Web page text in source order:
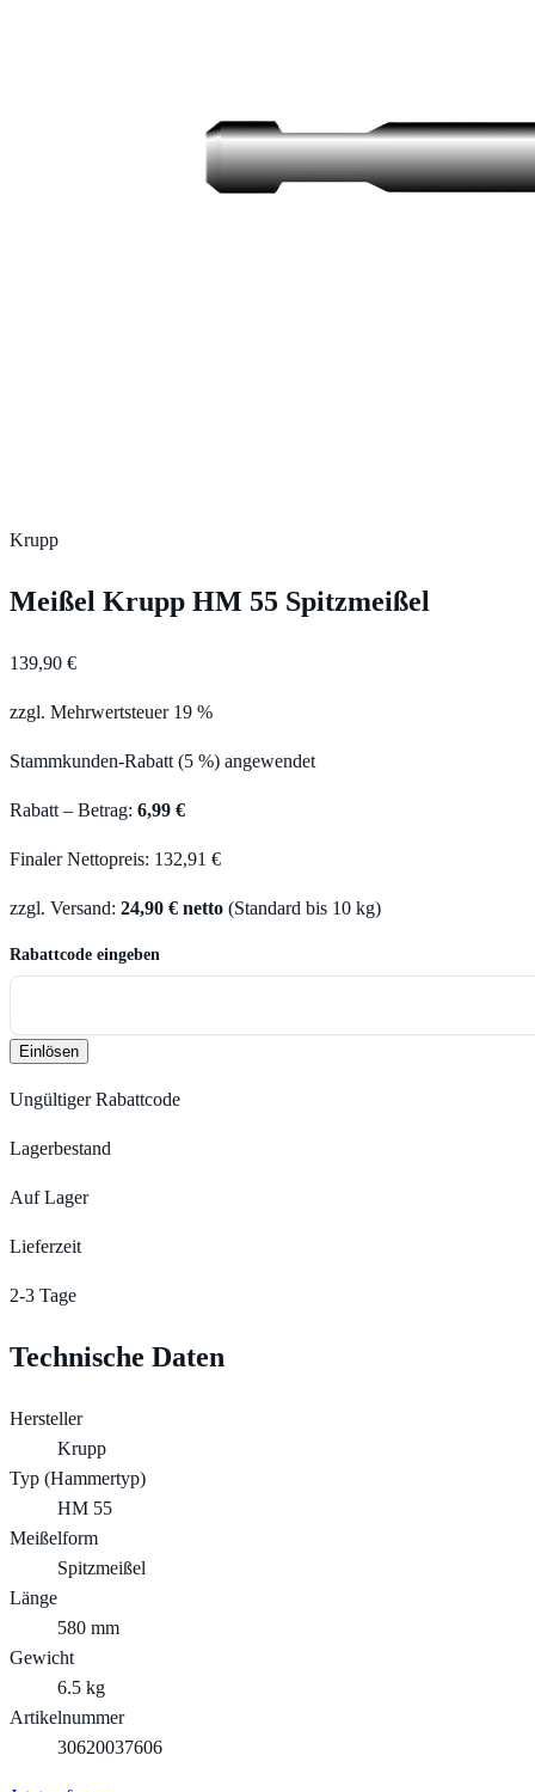
Krupp
Meißel Krupp HM 55 Spitzmeißel
139,90 €
zzgl. Mehrwertsteuer 19 %
Stammkunden-Rabatt (5 %) angewendet
Rabatt – Betrag: 6,99 €
Finaler Nettopreis: 132,91 €
zzgl. Versand: 24,90 € netto (Standard bis 10 kg)
Rabattcode eingeben
Einlösen
Ungültiger Rabattcode
Lagerbestand
Auf Lager
Lieferzeit
2-3 Tage
Technische Daten
Hersteller
Krupp
Typ (Hammertyp)
HM 55
Meißelform
Spitzmeißel
Länge
580 mm
Gewicht
6.5 kg
Artikelnummer
30620037606